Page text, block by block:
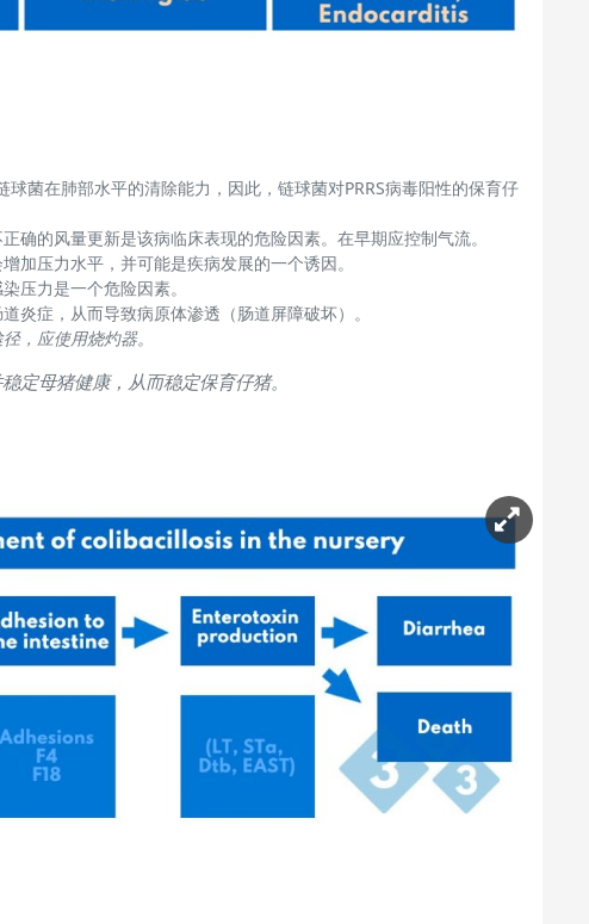
球菌在肺部水平的清除能力，因此，链球菌对PRRS病毒阳性的保育仔
确的风量更新是该病临床表现的危险因素。在早期应控制气流。
加压力水平，并可能是疾病发展的一个诱因。
压力是一个危险因素。
炎症，从而导致病原体渗透（肠道屏障破坏）。
，应使用烧灼器。
定母猪健康，从而稳定保育仔猪。